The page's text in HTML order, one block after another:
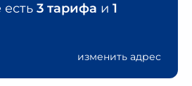
изменить адрес
3 тарифа и 1